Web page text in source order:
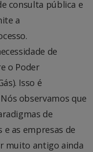
consulta pública e
a
de
o Poder
Isso é
observamos que
de
as empresas de
muito antigo ainda